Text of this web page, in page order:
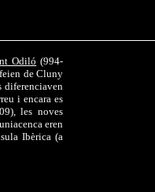
Odiló (994-
de Cluny
diferenciaven
i encara es
les noves
eren
Ibèrica (a